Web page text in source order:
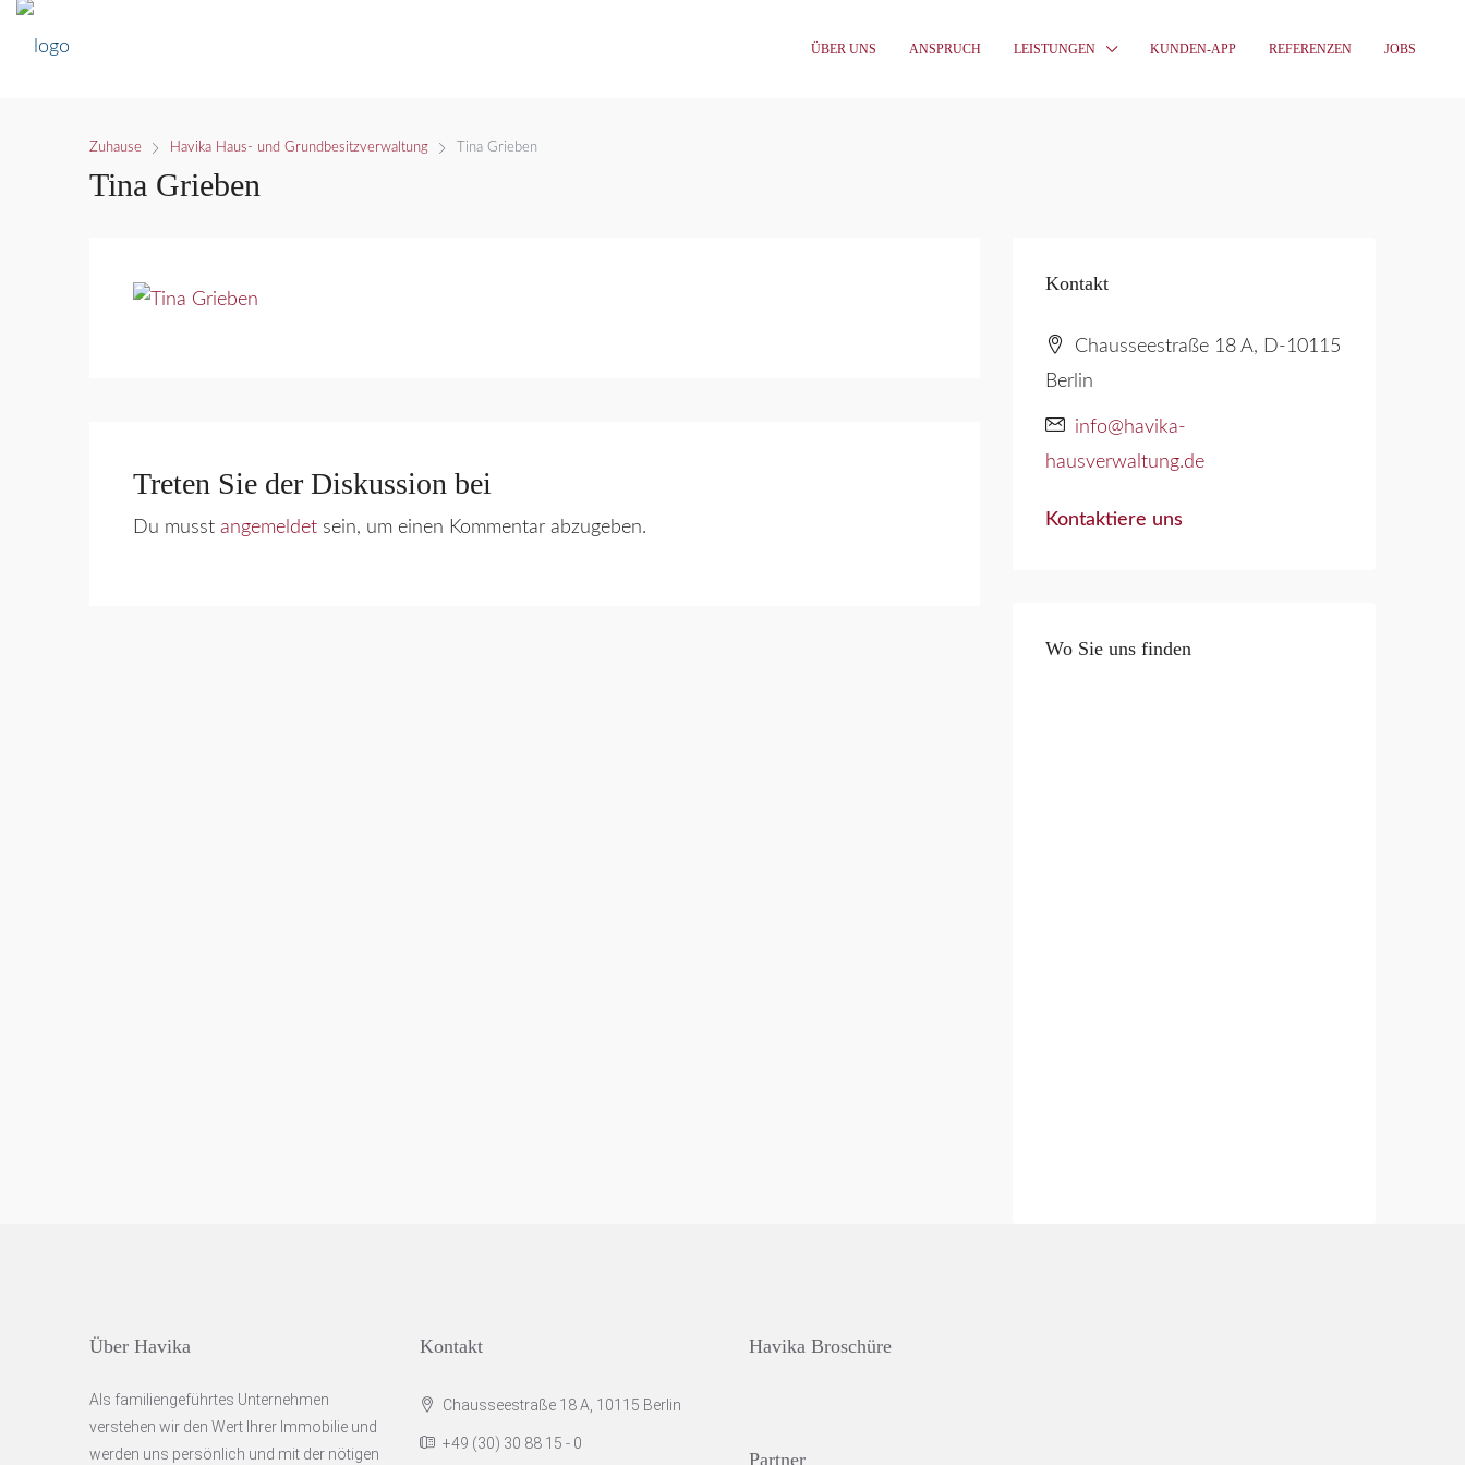
ÜBER UNS ANSPRUCH LEISTUNGEN KUNDEN-APP REFERENZEN JOBS
Zuhause Havika Haus- und Grundbesitzverwaltung Tina Grieben
Tina Grieben
Treten Sie der Diskussion bei
Du musst angemeldet sein, um einen Kommentar abzugeben.
Kontakt
Chausseestraße 18 A, D-10115
Berlin
info@havika-
hausverwaltung.de
Kontaktiere uns
Wo Sie uns finden
Über Havika
Als familiengeführtes Unternehmen
verstehen wir den Wert Ihrer Immobilie und
werden uns persönlich und mit der nötigen
Kontakt
Chausseestraße 18 A, 10115 Berlin
+49 (30) 30 88 15 - 0
Havika Broschüre
Partner